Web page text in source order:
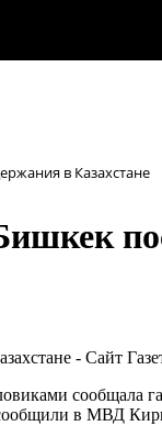
в Казахстане
сообщала
в МВД